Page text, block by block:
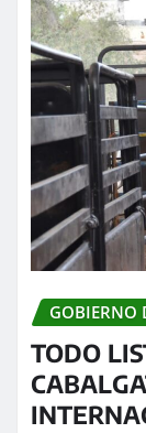
GOBIERNO
TODO